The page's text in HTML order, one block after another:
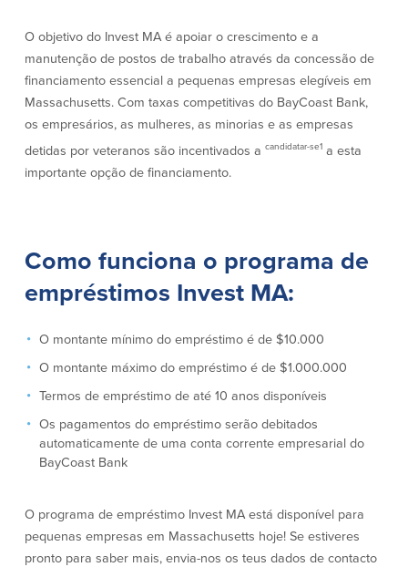
Locais dos balcões em MA e RI
Ajuda e suporte
da hipoteca
Carreiras
BayCoast Mortgage Company
Plimoth Investment Advisors
Políticas
responsabilidade
Seguro de depósito FDIC e DIF
Recursos
Segurança
Segurança
Programa de sensibilização do
cliente para a segurança da Internet
Recursos
Comunidade
O objetivo do Invest MA é apoiar o crescimento e a
manutenção de postos de trabalho através da concessão de
financiamento essencial a pequenas empresas elegíveis em
Massachusetts. Com taxas competitivas do BayCoast Bank,
os empresários, as mulheres, as minorias e as empresas
detidas por veteranos são incentivados a candidatar-se1 a esta
importante opção de financiamento.
Como funciona o programa de
empréstimos Invest MA:
O montante mínimo do empréstimo é de $10.000
O montante máximo do empréstimo é de $1.000.000
Termos de empréstimo de até 10 anos disponíveis
Os pagamentos do empréstimo serão debitados
automaticamente de uma conta corrente empresarial do
BayCoast Bank
O programa de empréstimo Invest MA está disponível para
pequenas empresas em Massachusetts hoje! Se estiveres
pronto para saber mais, envia-nos os teus dados de contacto